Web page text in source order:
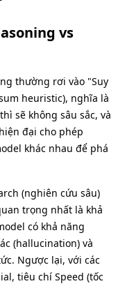
vs
thường rơi vào "Suy
heuristic), nghĩa là
sẽ không sâu sắc, và
đại cho phép
khác nhau để phá
(nghiên cứu sâu)
trọng nhất là khả
có khả năng
(hallucination) và
Ngược lại, với các
tiêu chí Speed (tốc